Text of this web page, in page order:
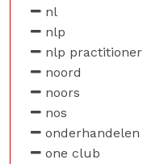
nl
nlp
nlp practitioner
noord
noors
nos
onderhandelen
one club